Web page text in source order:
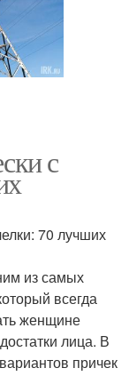
с
70 лучших
из самых
всегда
женщине
лица. В
причек